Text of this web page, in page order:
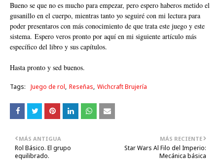
Bueno se que no es mucho para empezar, pero espero haberos metido el
gusanillo en el cuerpo, mientras tanto yo seguiré con mi lectura para
poder presentaros con más conocimiento de que trata este juego y este
sistema. Espero veros pronto por aquí en mi siguiente artículo más
específico del libro y sus capítulos.
Hasta pronto y sed buenos.
Tags: Juego de rol Reseñas Wichcraft Brujería
MÁS RECIENTE
Star Wars Al Filo del Imperio:
Mecánica básica
MÁS ANTIGUA
Rol Básico. El grupo
equilibrado.